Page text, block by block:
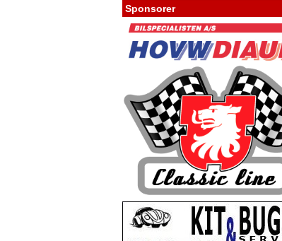
Sponsorer